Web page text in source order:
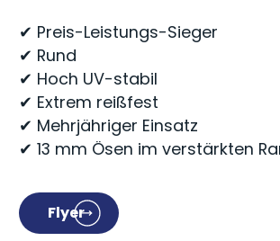
✔ Preis-Leistungs-Sieger
✔ Rund
✔ Hoch UV-stabil
✔ Extrem reißfest
✔ Mehrjähriger Einsatz
✔ 13 mm Ösen im verstärkten
Flyer